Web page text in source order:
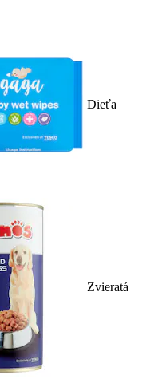
Dieťa
Zvieratá